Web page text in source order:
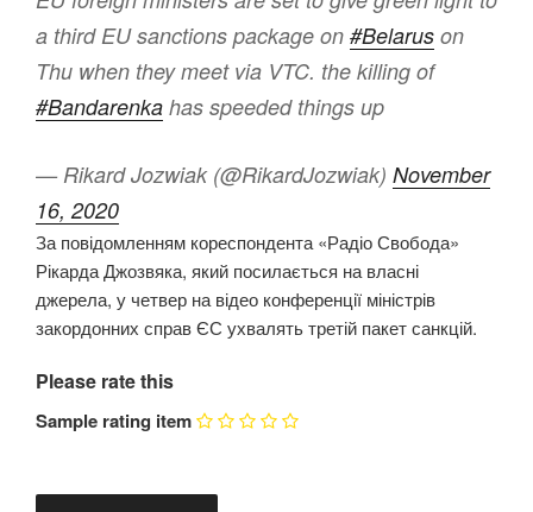
a third EU sanctions package on #Belarus on
Thu when they meet via VTC. the killing of
#Bandarenka has speeded things up
— Rikard Jozwiak (@RikardJozwiak) November
16, 2020
За повідомленням кореспондента «Радіо Свобода»
Рікарда Джозвяка, який посилається на власні
джерела, у четвер на відео конференції міністрів
закордонних справ ЄС ухвалять третій пакет санкцій.
Please rate this
Sample rating item